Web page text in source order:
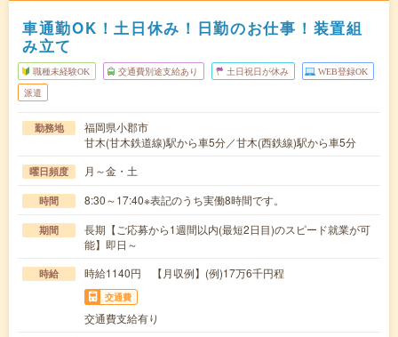
車通勤OK！土日休み！日勤のお仕事！装置組
み立て
職種未経験OK 交通費別途支給あり 土日祝日が休み WEB登録OK
派遣
勤務地
福岡県小郡市
甘木(甘木鉄道線)駅から車5分／甘木(西鉄線)駅から車5分
曜日頻度 月～金・土
時間 8:30～17:40※表記のうち実働8時間です。
期間
長期【ご応募から1週間以内(最短2日目)のスピード就業が可
能】即日～
時給 時給1140円 【月収例】(例)17万6千円程
交通費
交通費支給有り